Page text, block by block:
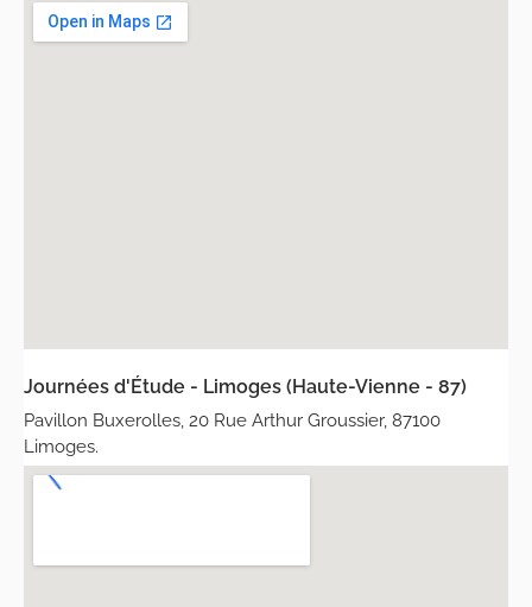
Journées d'Étude - Limoges (Haute-Vienne - 87)
Pavillon Buxerolles, 20 Rue Arthur Groussier, 87100
Limoges.